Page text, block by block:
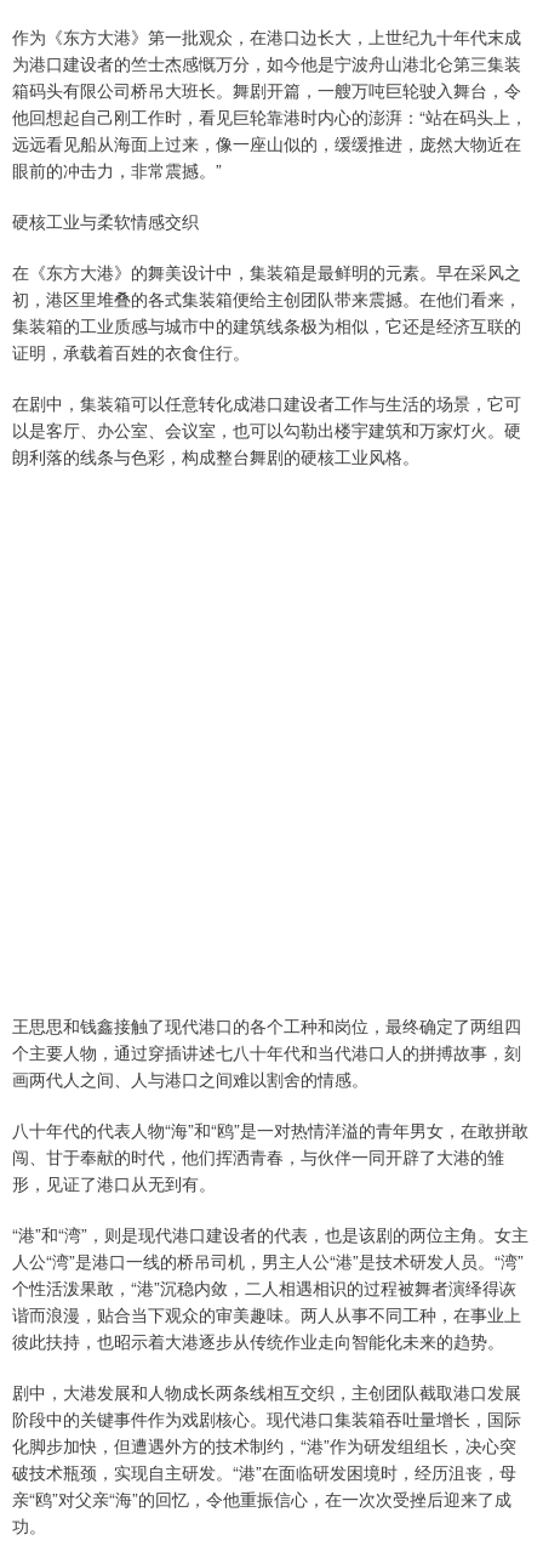
作为《东方大港》第一批观众，在港口边长大，上世纪九十年代末成
为港口建设者的竺士杰感慨万分，如今他是宁波舟山港北仑第三集装
箱码头有限公司桥吊大班长。舞剧开篇，一艘万吨巨轮驶入舞台，令
他回想起自己刚工作时，看见巨轮靠港时内心的澎湃：“站在码头上，
远远看见船从海面上过来，像一座山似的，缓缓推进，庞然大物近在
眼前的冲击力，非常震撼。”
硬核工业与柔软情感交织
在《东方大港》的舞美设计中，集装箱是最鲜明的元素。早在采风之
初，港区里堆叠的各式集装箱便给主创团队带来震撼。在他们看来，
集装箱的工业质感与城市中的建筑线条极为相似，它还是经济互联的
证明，承载着百姓的衣食住行。
在剧中，集装箱可以任意转化成港口建设者工作与生活的场景，它可
以是客厅、办公室、会议室，也可以勾勒出楼宇建筑和万家灯火。硬
朗利落的线条与色彩，构成整台舞剧的硬核工业风格。
王思思和钱鑫接触了现代港口的各个工种和岗位，最终确定了两组四
个主要人物，通过穿插讲述七八十年代和当代港口人的拼搏故事，刻
画两代人之间、人与港口之间难以割舍的情感。
八十年代的代表人物“海”和“鸥”是一对热情洋溢的青年男女，在敢拼敢
闯、甘于奉献的时代，他们挥洒青春，与伙伴一同开辟了大港的雏
形，见证了港口从无到有。
“港”和“湾”，则是现代港口建设者的代表，也是该剧的两位主角。女主
人公“湾”是港口一线的桥吊司机，男主人公“港”是技术研发人员。“湾”
个性活泼果敢，“港”沉稳内敛，二人相遇相识的过程被舞者演绎得诙
谐而浪漫，贴合当下观众的审美趣味。两人从事不同工种，在事业上
彼此扶持，也昭示着大港逐步从传统作业走向智能化未来的趋势。
剧中，大港发展和人物成长两条线相互交织，主创团队截取港口发展
阶段中的关键事件作为戏剧核心。现代港口集装箱吞吐量增长，国际
化脚步加快，但遭遇外方的技术制约，“港”作为研发组组长，决心突
破技术瓶颈，实现自主研发。“港”在面临研发困境时，经历沮丧，母
亲“鸥”对父亲“海”的回忆，令他重振信心，在一次次受挫后迎来了成
功。